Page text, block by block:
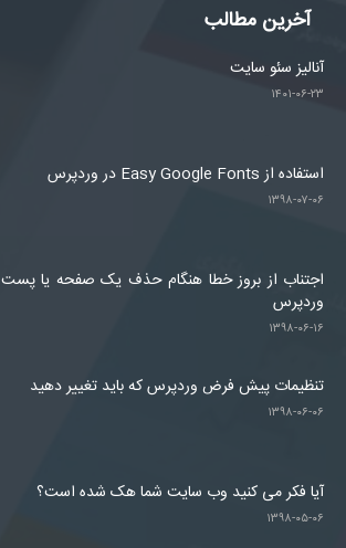
آخرین مطالب
آنالیز سئو سایت
۱۴۰۱-۰۶-۲۳
استفاده از Easy Google Fonts در وردپرس
۱۳۹۸-۰۷-۰۶
اجتناب از بروز خطا هنگام حذف یک صفحه یا پست
وردپرس
۱۳۹۸-۰۶-۱۶
تنظیمات پیش فرض وردپرس که باید تغییر دهید
۱۳۹۸-۰۶-۰۶
آیا فکر می کنید وب سایت شما هک شده است؟
۱۳۹۸-۰۵-۰۶